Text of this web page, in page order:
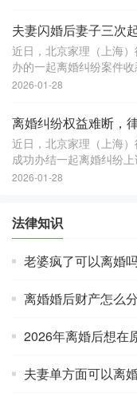
近日，北京家理（上海
办的一起离婚纠纷案件
书》，家理律师帮助当事
2026-01-28
近日，北京家理（上海
成功办结一起离婚纠纷
胡先生在这场复杂的婚姻
2026-01-28
法律知识
老婆疯了可以离婚
离婚婚后财产怎么
2026年离婚后想在原
夫妻单方面可以离